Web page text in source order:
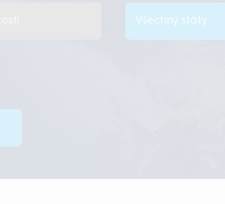
Všechny státy